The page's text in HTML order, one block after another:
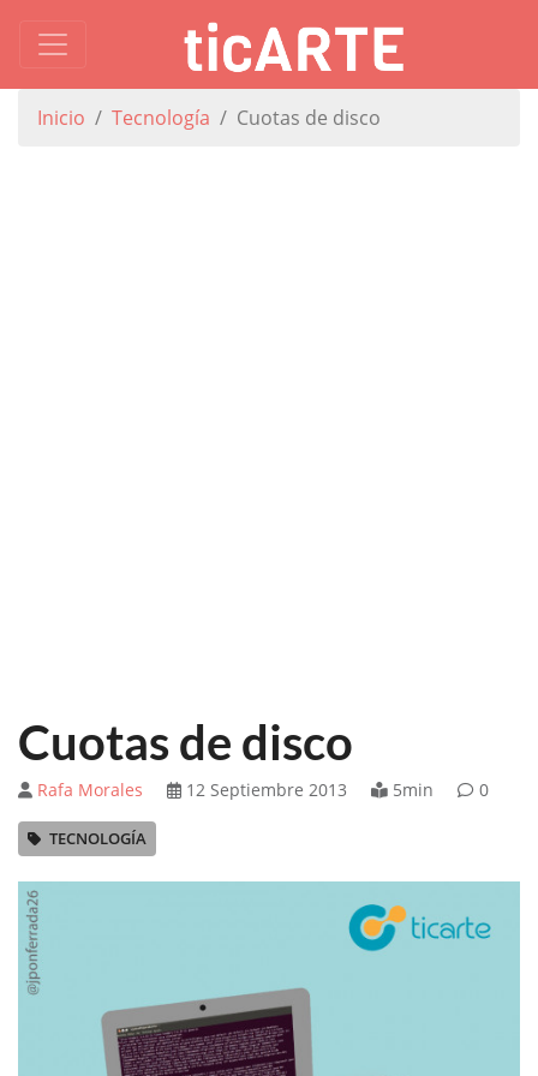
Inicio Tecnología Cuotas de disco
Cuotas de disco
Rafa Morales 12 Septiembre 2013 5min 0
TECNOLOGÍA